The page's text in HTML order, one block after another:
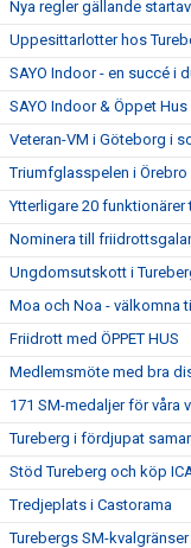
Nya regler gällande
Uppesittarlotter hos
SAYO Indoor - en succé i
SAYO Indoor & Öppet Hus
Veteran-VM i Göteborg i
Triumfglasspelen i Örebro
Ytterligare 20 funktionärer
Nominera till
Ungdomsutskott i
Moa och Noa - välkomna
Friidrott med ÖPPET HUS
Medlemsmöte med bra
171 SM-medaljer för våra
Tureberg i fördjupat
Stöd Tureberg och köp
Tredjeplats i Castorama
Turebergs SM-